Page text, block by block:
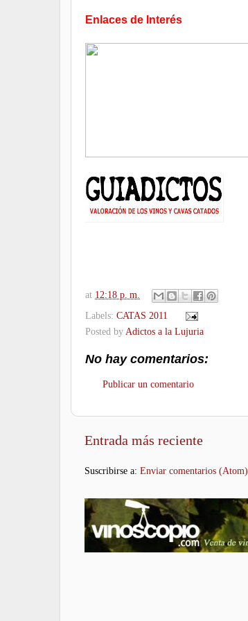
Enlaces de Interés
at 12:18 p. m.
Labels: CATAS 2011
Posted by Adictos a la Lujuria
No hay comentarios:
Publicar un comentario
Entrada más reciente
Suscribirse a: Enviar comentarios (Atom)